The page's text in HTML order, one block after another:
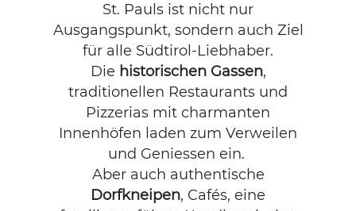
St. Pauls ist nicht nur
Ausgangspunkt, sondern auch Ziel
für alle Südtirol-Liebhaber.
Die historischen Gassen,
traditionellen Restaurants und
Pizzerias mit charmanten
Innenhöfen laden zum Verweilen
und Geniessen ein.
Aber auch authentische
Dorfkneipen, Cafés, eine